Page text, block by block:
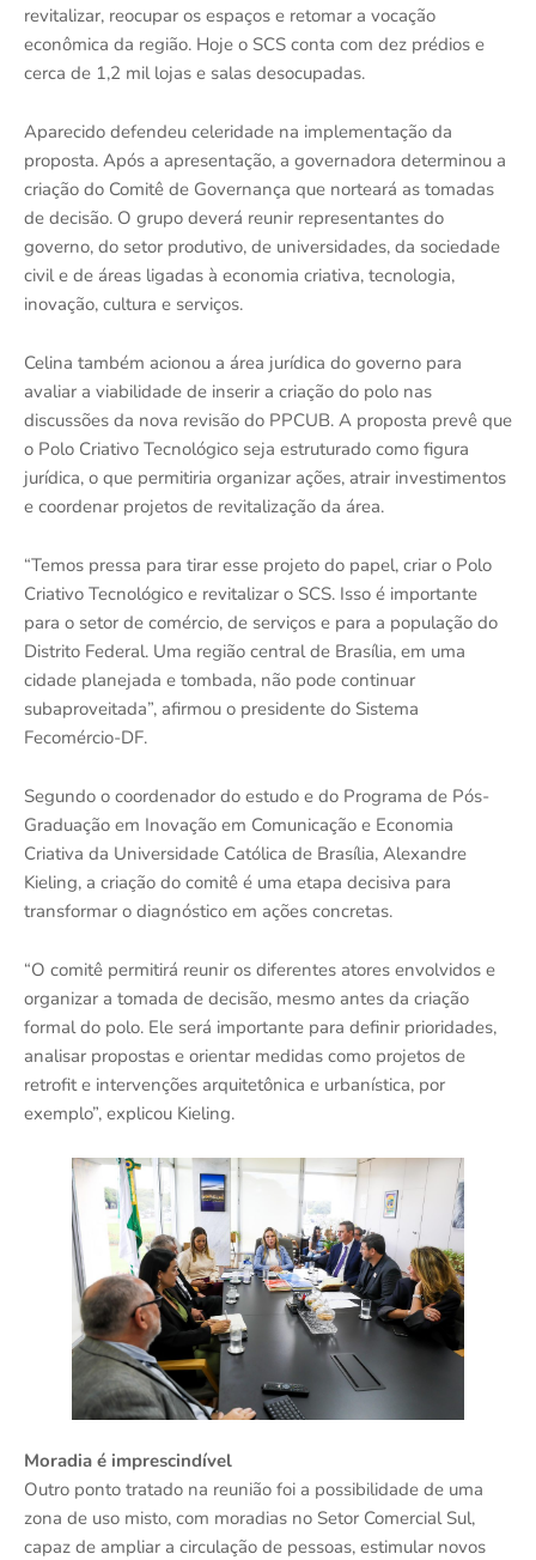
revitalizar, reocupar os espaços e retomar a vocação
econômica da região. Hoje o SCS conta com dez prédios e
cerca de 1,2 mil lojas e salas desocupadas.
Aparecido defendeu celeridade na implementação da
proposta. Após a apresentação, a governadora determinou a
criação do Comitê de Governança que norteará as tomadas
de decisão. O grupo deverá reunir representantes do
governo, do setor produtivo, de universidades, da sociedade
civil e de áreas ligadas à economia criativa, tecnologia,
inovação, cultura e serviços.
Celina também acionou a área jurídica do governo para
avaliar a viabilidade de inserir a criação do polo nas
discussões da nova revisão do PPCUB. A proposta prevê que
o Polo Criativo Tecnológico seja estruturado como figura
jurídica, o que permitiria organizar ações, atrair investimentos
e coordenar projetos de revitalização da área.
“Temos pressa para tirar esse projeto do papel, criar o Polo
Criativo Tecnológico e revitalizar o SCS. Isso é importante
para o setor de comércio, de serviços e para a população do
Distrito Federal. Uma região central de Brasília, em uma
cidade planejada e tombada, não pode continuar
subaproveitada”, afirmou o presidente do Sistema
Fecomércio-DF.
Segundo o coordenador do estudo e do Programa de Pós-
Graduação em Inovação em Comunicação e Economia
Criativa da Universidade Católica de Brasília, Alexandre
Kieling, a criação do comitê é uma etapa decisiva para
transformar o diagnóstico em ações concretas.
“O comitê permitirá reunir os diferentes atores envolvidos e
organizar a tomada de decisão, mesmo antes da criação
formal do polo. Ele será importante para definir prioridades,
analisar propostas e orientar medidas como projetos de
retrofit e intervenções arquitetônica e urbanística, por
exemplo”, explicou Kieling.
Moradia é imprescindível
Outro ponto tratado na reunião foi a possibilidade de uma
zona de uso misto, com moradias no Setor Comercial Sul,
capaz de ampliar a circulação de pessoas, estimular novos